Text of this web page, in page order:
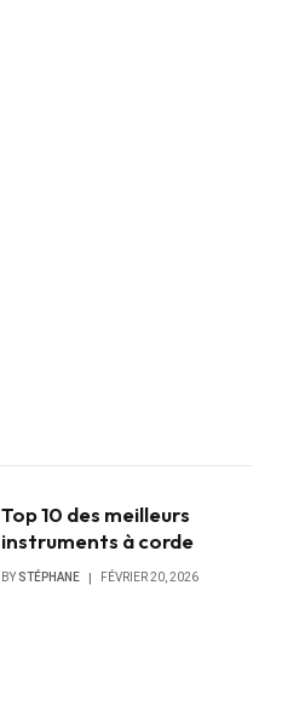
Top 10 des meilleurs
instruments à corde
BY STÉPHANE FÉVRIER 20, 2026